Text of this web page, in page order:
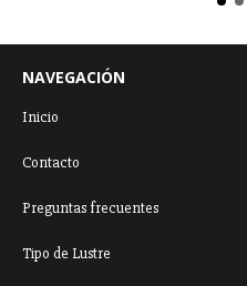
NAVEGACIÓN
Inicio
Contacto
Preguntas frecuentes
Tipo de Lustre